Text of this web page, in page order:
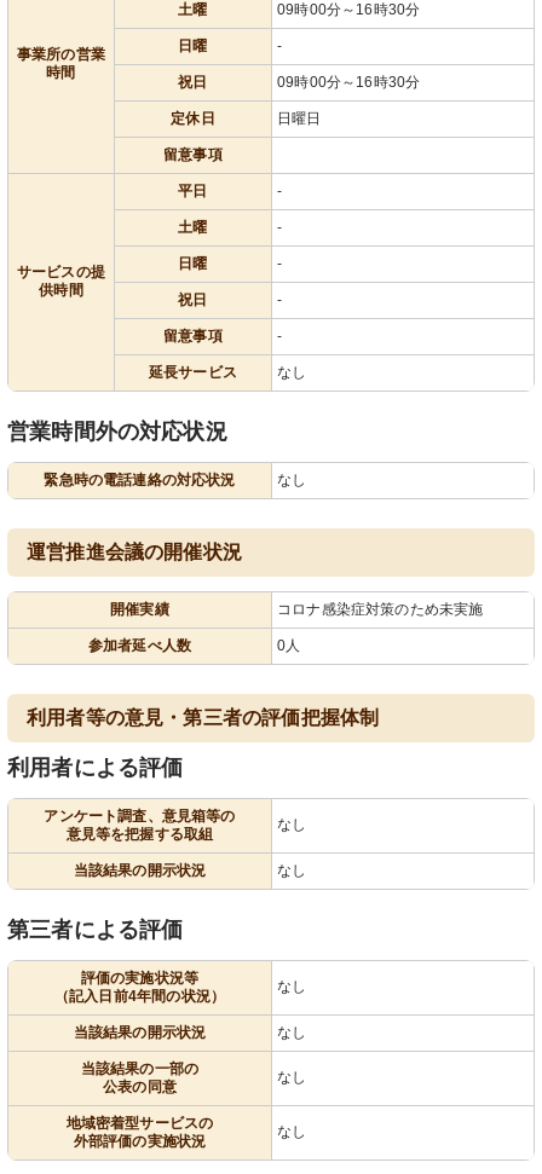
事業所の営業
時間
土曜 09時00分～16時30分
日曜 -
祝日 09時00分～16時30分
定休日 日曜日
留意事項
サービスの提
供時間
平日 -
土曜 -
日曜 -
祝日 -
留意事項 -
延長サービス なし
営業時間外の対応状況
緊急時の電話連絡の対応状況 なし
運営推進会議の開催状況
開催実績 コロナ感染症対策のため未実施
参加者延べ人数 0人
利用者等の意見・第三者の評価把握体制
利用者による評価
アンケート調査、意見箱等の
意見等を把握する取組
なし
当該結果の開示状況 なし
第三者による評価
評価の実施状況等
（記入日前4年間の状況）
なし
当該結果の開示状況 なし
当該結果の一部の
公表の同意
なし
地域密着型サービスの
外部評価の実施状況
なし